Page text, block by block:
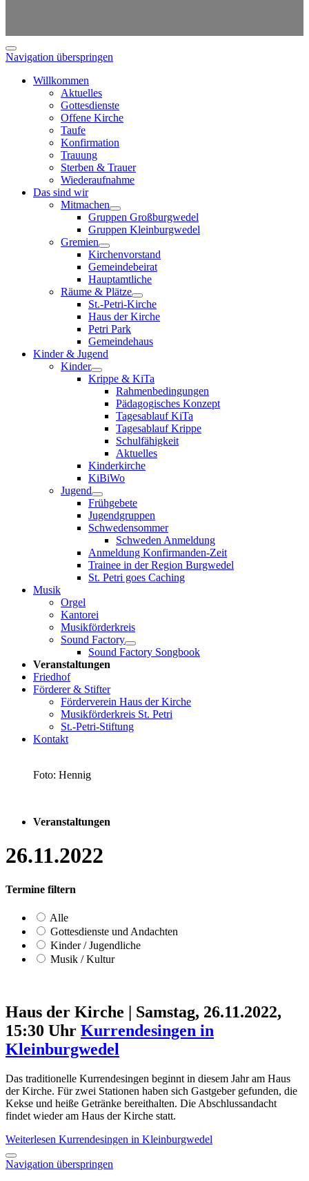
Navigation überspringen
Willkommen
Aktuelles
Gottesdienste
Offene Kirche
Taufe
Konfirmation
Trauung
Sterben & Trauer
Wiederaufnahme
Das sind wir
Mitmachen
Gruppen Großburgwedel
Gruppen Kleinburgwedel
Gremien
Kirchenvorstand
Gemeindebeirat
Hauptamtliche
Räume & Plätze
St.-Petri-Kirche
Haus der Kirche
Petri Park
Gemeindehaus
Kinder & Jugend
Kinder
Krippe & KiTa
Rahmenbedingungen
Pädagogisches Konzept
Tagesablauf KiTa
Tagesablauf Krippe
Schulfähigkeit
Aktuelles
Kinderkirche
KiBiWo
Jugend
Frühgebete
Jugendgruppen
Schwedensommer
Schweden Anmeldung
Anmeldung Konfirmanden-Zeit
Trainee in der Region Burgwedel
St. Petri goes Caching
Musik
Orgel
Kantorei
Musikförderkreis
Sound Factory
Sound Factory Songbook
Veranstaltungen
Friedhof
Förderer & Stifter
Förderverein Haus der Kirche
Musikförderkreis St. Petri
St.-Petri-Stiftung
Kontakt
Foto: Hennig
Veranstaltungen
26.11.2022
Termine filtern
Alle
Gottesdienste und Andachten
Kinder / Jugendliche
Musik / Kultur
Haus der Kirche | Samstag, 26.11.2022,
15:30 Uhr Kurrendesingen in
Kleinburgwedel
Das traditionelle Kurrendesingen beginnt in diesem Jahr am Haus
der Kirche. Für zwei Stationen haben sich Gastgeber gefunden, die
Kekse und heiße Getränke bereithalten. Die Abschlussandacht
findet wieder am Haus der Kirche statt.
Weiterlesen Kurrendesingen in Kleinburgwedel
Navigation überspringen